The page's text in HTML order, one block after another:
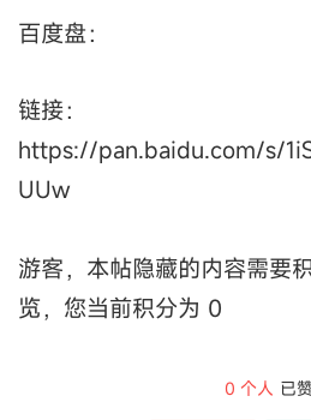
百度盘：
链接：
https://pan.baidu.com/s/
UUw
游客，本帖隐藏的内容需要
览，您当前积分为 0
0 个人 已